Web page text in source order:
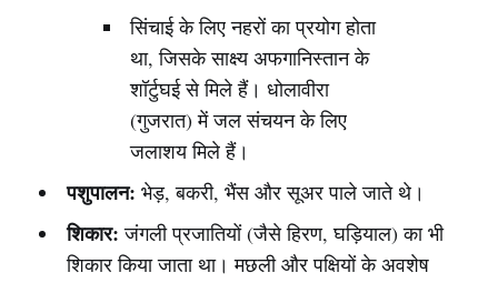
सिंचाई के लिए नहरों का प्रयोग होता
था, जिसके साक्ष्य अफगानिस्तान के
शॉर्टुघई से मिले हैं। धोलावीरा
(गुजरात) में जल संचयन के लिए
जलाशय मिले हैं।
पशुपालन: भेड़, बकरी, भैंस और सूअर पाले जाते थे।
शिकार: जंगली प्रजातियों (जैसे हिरण, घड़ियाल) का भी
शिकार किया जाता था। मछली और पक्षियों के अवशेष